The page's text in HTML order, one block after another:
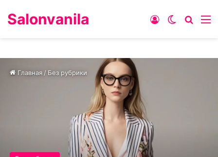
Salonvanila Switch skin
Войти
Главная / Без рубрики